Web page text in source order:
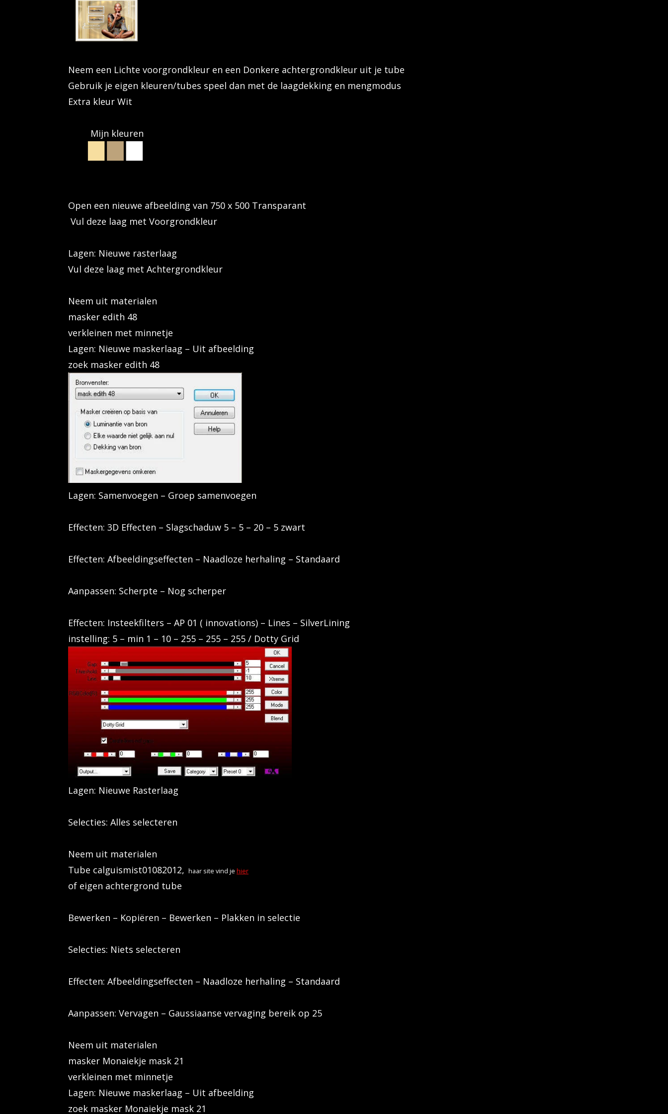
Neem een Lichte voorgrondkleur en een Donkere achtergrondkleur uit je tube
Gebruik je eigen kleuren/tubes speel dan met de laagdekking en mengmodus
Extra kleur Wit
Mijn kleuren
Open een nieuwe afbeelding van 750 x 500 Transparant
Vul deze laag met Voorgrondkleur
Lagen: Nieuwe rasterlaag
Vul deze laag met Achtergrondkleur
Neem uit materialen
masker edith 48
verkleinen met minnetje
Lagen: Nieuwe maskerlaag – Uit afbeelding
zoek masker edith 48
Lagen: Samenvoegen – Groep samenvoegen
Effecten: 3D Effecten – Slagschaduw 5 – 5 – 20 – 5 zwart
Effecten: Afbeeldingseffecten – Naadloze herhaling – Standaard
Aanpassen: Scherpte – Nog scherper
Effecten: Insteekfilters – AP 01 ( innovations) – Lines – SilverLining
instelling: 5 – min 1 – 10 – 255 – 255 – 255 / Dotty Grid
Lagen: Nieuwe Rasterlaag
Selecties: Alles selecteren
Neem uit materialen
Tube calguismist01082012, haar site vind je hier
of eigen achtergrond tube
Bewerken – Kopiëren – Bewerken – Plakken in selectie
Selecties: Niets selecteren
Effecten: Afbeeldingseffecten – Naadloze herhaling – Standaard
Aanpassen: Vervagen – Gaussiaanse vervaging bereik op 25
Neem uit materialen
masker Monaiekje mask 21
verkleinen met minnetje
Lagen: Nieuwe maskerlaag – Uit afbeelding
zoek masker Monaiekje mask 21